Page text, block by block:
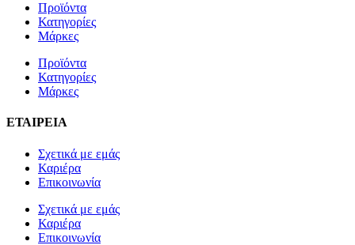
Προϊόντα
Κατηγορίες
Μάρκες
Προϊόντα
Κατηγορίες
Μάρκες
ΕΤΑΙΡΕΙΑ
Σχετικά με εμάς
Καριέρα
Επικοινωνία
Σχετικά με εμάς
Καριέρα
Επικοινωνία